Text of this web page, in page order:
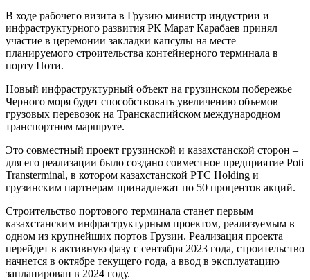
В ходе рабочего визита в Грузию министр индустрии и
инфраструктурного развития РК Марат Карабаев принял
участие в церемонии закладки капсулы на месте
планируемого строительства контейнерного терминала в
порту Поти.
Новый инфраструктурный объект на грузинском побережье
Черного моря будет способствовать увеличению объемов
грузовых перевозок на Транскаспийском международном
транспортном маршруте.
Это совместный проект грузинской и казахстанской сторон –
для его реализации было создано совместное предприятие Рoti
Transterminal, в котором казахстанской PTC Holding и
грузинским партнерам принадлежат по 50 процентов акций.
Строительство портового терминала станет первым
казахстанским инфраструктурным проектом, реализуемым в
одном из крупнейших портов Грузии. Реализация проекта
перейдет в активную фазу с сентября 2023 года, строительство
начнется в октябре текущего года, а ввод в эксплуатацию
запланирован в 2024 году.